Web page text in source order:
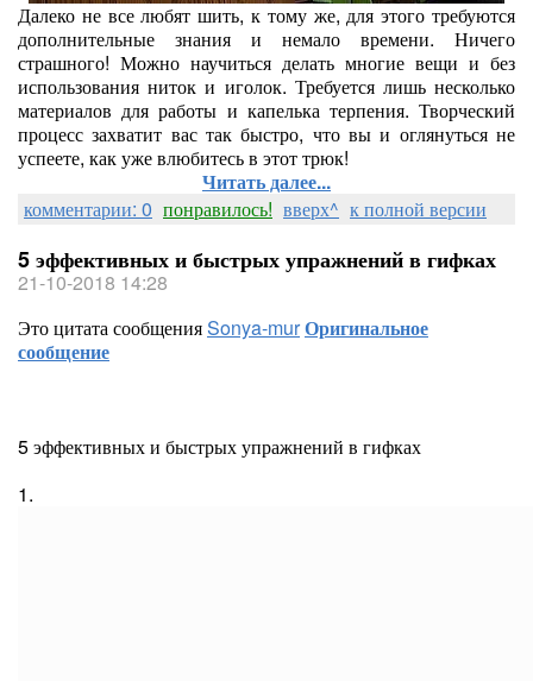
Далеко не все любят шить, к тому же, для этого требуются
дополнительные знания и немало времени. Ничего
страшного! Можно научиться делать многие вещи и без
использования ниток и иголок. Требуется лишь несколько
материалов для работы и капелька терпения. Творческий
процесс захватит вас так быстро, что вы и оглянуться не
успеете, как уже влюбитесь в этот трюк!
Читать далее...
комментарии: 0 понравилось! вверх^ к полной версии
5 эффективных и быстрых упражнений в гифках
21-10-2018 14:28
Это цитата сообщенияSonya-murОригинальное
сообщение
5 эффективных и быстрых упражнений в гифках
1.